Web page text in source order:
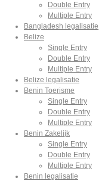
Double Entry
Multiple Entry
Bangladesh legalisatie
Belize
Single Entry
Double Entry
Multiple Entry
Belize legalisatie
Benin Toerisme
Single Entry
Double Entry
Multiple Entry
Benin Zakelijk
Single Entry
Double Entry
Multiple Entry
Benin legalisatie